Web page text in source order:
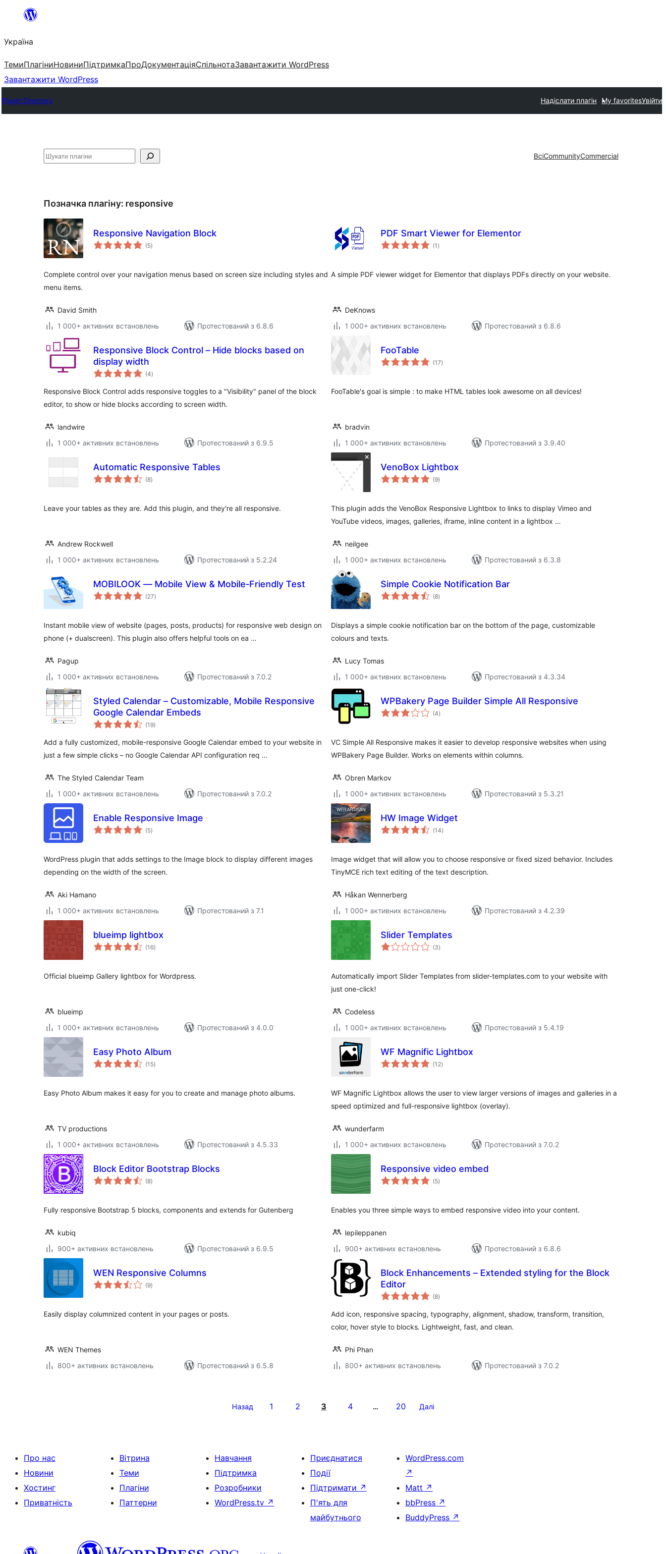
Перейти
вмісту
Україна
ТемиПлагіниНовиниПідтримкаПроДокументаціяСпільнотаЗавантажити WordPress
Завантажити WordPress
Plugin Directory Надіслати плагін My favoritesУвійти
Пошук ВсіCommunityCommercial
Позначка плагіну: responsive
Responsive Navigation Block
(5загальний
рейтинг
)
Complete control over your navigation menus based on screen size including styles and
menu items.
David Smith
1 000+ активних встановлень
Протестований з 6.8.6
PDF Smart Viewer for Elementor
(1 загальний
рейтинг
)
A simple PDF viewer widget for Elementor that displays PDFs directly on your website.
DeKnows
1 000+ активних встановлень
Протестований з 6.8.6
Responsive Block Control – Hide blocks based on
display width
(4загальний
рейтинг
)
Responsive Block Control adds responsive toggles to a "Visibility" panel of the block
editor, to show or hide blocks according to screen width.
landwire
1 000+ активних встановлень
Протестований з 6.9.5
FooTable
(17загальний
рейтинг
)
FooTable's goal is simple : to make HTML tables look awesome on all devices!
bradvin
1 000+ активних встановлень
Протестований з 3.9.40
Automatic Responsive Tables
(8загальний
рейтинг
)
Leave your tables as they are. Add this plugin, and they're all responsive.
Andrew Rockwell
1 000+ активних встановлень
Протестований з 5.2.24
VenoBox Lightbox
(9загальний
рейтинг
)
This plugin adds the VenoBox Responsive Lightbox to links to display Vimeo and
YouTube videos, images, galleries, iframe, inline content in a lightbox …
neilgee
1 000+ активних встановлень
Протестований з 6.3.8
MOBILOOK — Mobile View & Mobile‑Friendly Test
(27загальний
рейтинг
)
Instant mobile view of website (pages, posts, products) for responsive web design on
phone (+ dualscreen). This plugin also offers helpful tools on ea …
Pagup
1 000+ активних встановлень
Протестований з 7.0.2
Simple Cookie Notification Bar
(8загальний
рейтинг
)
Displays a simple cookie notification bar on the bottom of the page, customizable
colours and texts.
Lucy Tomas
1 000+ активних встановлень
Протестований з 4.3.34
Styled Calendar – Customizable, Mobile Responsive
Google Calendar Embeds
(19загальний
рейтинг
)
Add a fully customized, mobile-responsive Google Calendar embed to your website in
just a few simple clicks – no Google Calendar API configuration req …
The Styled Calendar Team
1 000+ активних встановлень
Протестований з 7.0.2
WPBakery Page Builder Simple All Responsive
(4загальний
рейтинг
)
VC Simple All Responsive makes it easier to develop responsive websites when using
WPBakery Page Builder. Works on elements within columns.
Obren Markov
1 000+ активних встановлень
Протестований з 5.3.21
Enable Responsive Image
(5загальний
рейтинг
)
WordPress plugin that adds settings to the Image block to display different images
depending on the width of the screen.
Aki Hamano
1 000+ активних встановлень
Протестований з 7.1
HW Image Widget
(14загальний
рейтинг
)
Image widget that will allow you to choose responsive or fixed sized behavior. Includes
TinyMCE rich text editing of the text description.
Håkan Wennerberg
1 000+ активних встановлень
Протестований з 4.2.39
blueimp lightbox
(16загальний
рейтинг
)
Official blueimp Gallery lightbox for Wordpress.
blueimp
1 000+ активних встановлень
Протестований з 4.0.0
Slider Templates
(3загальний
рейтинг
)
Automatically import Slider Templates from slider-templates.com to your website with
just one-click!
Codeless
1 000+ активних встановлень
Протестований з 5.4.19
Easy Photo Album
(15загальний
рейтинг
)
Easy Photo Album makes it easy for you to create and manage photo albums.
TV productions
1 000+ активних встановлень
Протестований з 4.5.33
WF Magnific Lightbox
(12загальний
рейтинг
)
WF Magnific Lightbox allows the user to view larger versions of images and galleries in a
speed optimized and full-responsive lightbox (overlay).
wunderfarm
1 000+ активних встановлень
Протестований з 7.0.2
Block Editor Bootstrap Blocks
(8загальний
рейтинг
)
Fully responsive Bootstrap 5 blocks, components and extends for Gutenberg
kubiq
900+ активних встановлень
Протестований з 6.9.5
Responsive video embed
(5загальний
рейтинг
)
Enables you three simple ways to embed responsive video into your content.
lepileppanen
900+ активних встановлень
Протестований з 6.8.6
WEN Responsive Columns
(9загальний
рейтинг
)
Easily display columnized content in your pages or posts.
WEN Themes
800+ активних встановлень
Протестований з 6.5.8
Block Enhancements – Extended styling for the Block
Editor
(8загальний
рейтинг
)
Add icon, responsive spacing, typography, alignment, shadow, transform, transition,
color, hover style to blocks. Lightweight, fast, and clean.
Phi Phan
800+ активних встановлень
Протестований з 7.0.2
Назад 1 2 3 4 … 20 Далі
Про нас
Новини
Хостинг
Приватність
Вітрина
Теми
Плагіни
Паттерни
Навчання
Підтримка
Розробники
WordPress.tv ↗
Приєднатися
Події
Підтримати ↗
П'ять для
майбутнього
WordPress.com
↗
Matt ↗
bbPress ↗
BuddyPress ↗